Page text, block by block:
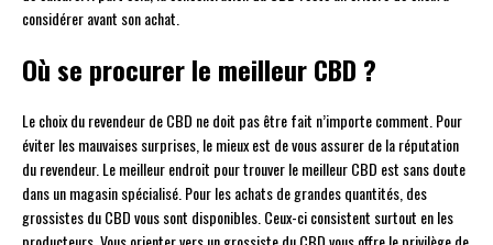
considérer avant son achat.
Où se procurer le meilleur CBD ?
Le choix du revendeur de CBD ne doit pas être fait n’importe comment. Pour
éviter les mauvaises surprises, le mieux est de vous assurer de la réputation
du revendeur. Le meilleur endroit pour trouver le meilleur CBD est sans doute
dans un magasin spécialisé. Pour les achats de grandes quantités, des
grossistes du CBD vous sont disponibles. Ceux-ci consistent surtout en les